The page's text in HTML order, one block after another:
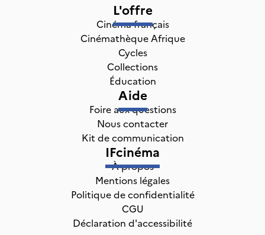
L'offre
Cinéma français
Cinémathèque Afrique
Cycles
Collections
Éducation
Aide
Foire aux questions
Nous contacter
Kit de communication
IFcinéma
À propos
Mentions légales
Politique de confidentialité
CGU
Déclaration d'accessibilité